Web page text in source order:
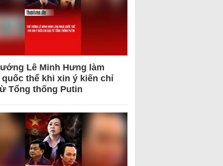
Lê Minh Hưng làm
thể khi xin ý kiến chỉ
Tổng thống Putin